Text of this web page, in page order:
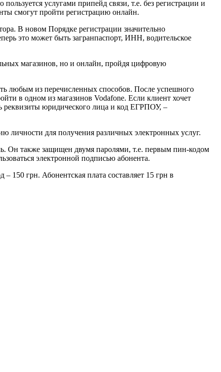
услугами припейд связи, т.е. без регистрации и
смогут пройти регистрацию онлайн.
В новом Порядке регистрации значительно
это может быть загранпаспорт, ИНН, водительское
магазинов, но и онлайн, пройдя цифровую
любым из перечисленных способов. После успешного
в одном из магазинов Vodafone. Если клиент хочет
реквизиты юридического лица и код ЕГРПОУ, –
личности для получения различных электронных услуг.
Он также защищен двумя паролями, т.е. первым пин-кодом
электронной подписью абонента.
150 грн. Абонентская плата составляет 15 грн в